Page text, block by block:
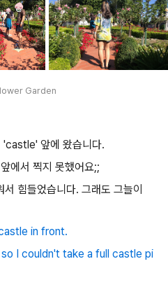
Garden
앞에 왔습니다.
에서 찍지 못했어요;;
힘들었습니다. 그래도 그늘이
in front.
I couldn't take a full castle pi